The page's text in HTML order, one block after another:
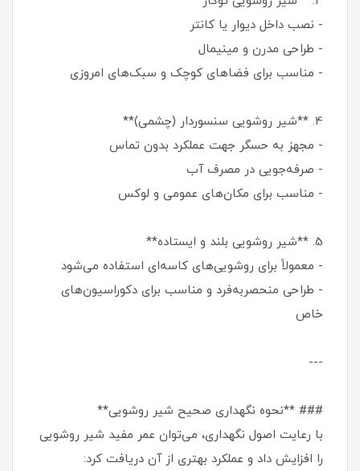
- نصب داخل دیوار یا کانتر
- طراحی مدرن و مینیمال
- مناسب برای فضاهای کوچک و سبک‌های امروزی
4. **شیر روشویی سنسوردار (چشمی)**
- مجهز به حسگر جهت عملکرد بدون تماس
- صرفه‌جویی در مصرف آب
- مناسب برای مکان‌های عمومی و لوکس
5. **شیر روشویی بلند و ایستاده**
- معمولاً برای روشویی‌های کاسه‌ای استفاده می‌شود
- طراحی منحصر‌به‌فرد و مناسب برای دکوراسیون‌های
خاص
---
### **نحوه نگهداری صحیح شیر روشویی**
با رعایت اصول نگهداری، می‌توان عمر مفید شیر روشویی
را افزایش داد و عملکرد بهتری از آن دریافت کرد: